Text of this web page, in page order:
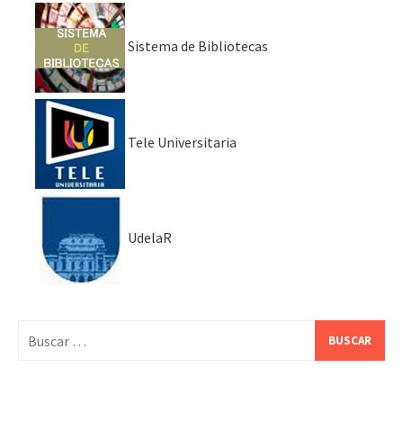
Sistema de Bibliotecas
Tele Universitaria
UdelaR